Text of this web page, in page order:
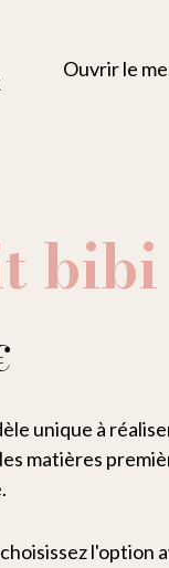
Ouvrir le
bibi
unique à
matières
l'option